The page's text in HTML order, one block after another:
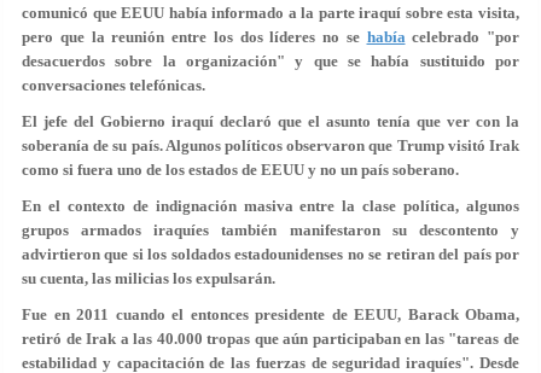
comunicó que EEUU había informado a la parte iraquí sobre esta visita,
pero que la reunión entre los dos líderes no se habíacelebrado "por
desacuerdos sobre la organización" y que se había sustituido por
conversaciones telefónicas.
El jefe del Gobierno iraquí declaró que el asunto tenía que ver con la
soberanía de su país. Algunos políticos observaron que Trump visitó Irak
como si fuera uno de los estados de EEUU y no un país soberano.
En el contexto de indignación masiva entre la clase política, algunos
grupos armados iraquíes también manifestaron su descontento y
advirtieron que si los soldados estadounidenses no se retiran del país por
su cuenta, las milicias los expulsarán.
Fue en 2011 cuando el entonces presidente de EEUU, Barack Obama,
retiró de Irak a las 40.000 tropas que aún participaban en las "tareas de
estabilidad y capacitación de las fuerzas de seguridad iraquíes". Desde